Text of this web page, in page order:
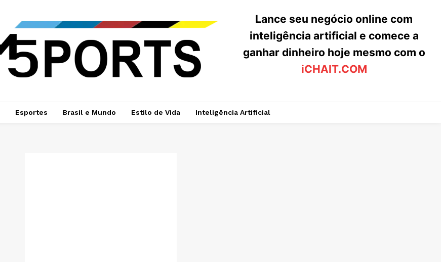
Lance seu negócio online com
inteligência artificial e comece a
ganhar dinheiro hoje mesmo com o
iCHAIT.COM
Esportes Brasil e Mundo Estilo de Vida Inteligência Artificial